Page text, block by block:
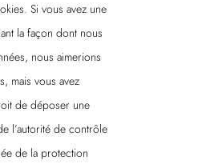
Si vous avez une
la façon dont nous
nous aimerions
mais vous avez
de déposer une
l’autorité de contrôle
de la protection